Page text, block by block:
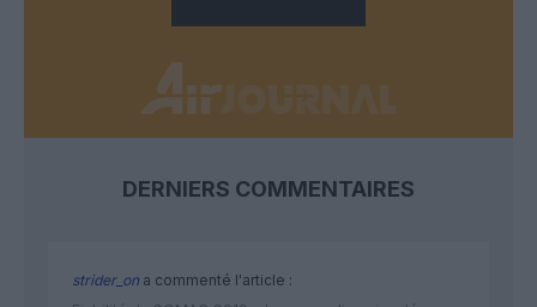
DERNIERS COMMENTAIRES
strider_on a commenté l'article :